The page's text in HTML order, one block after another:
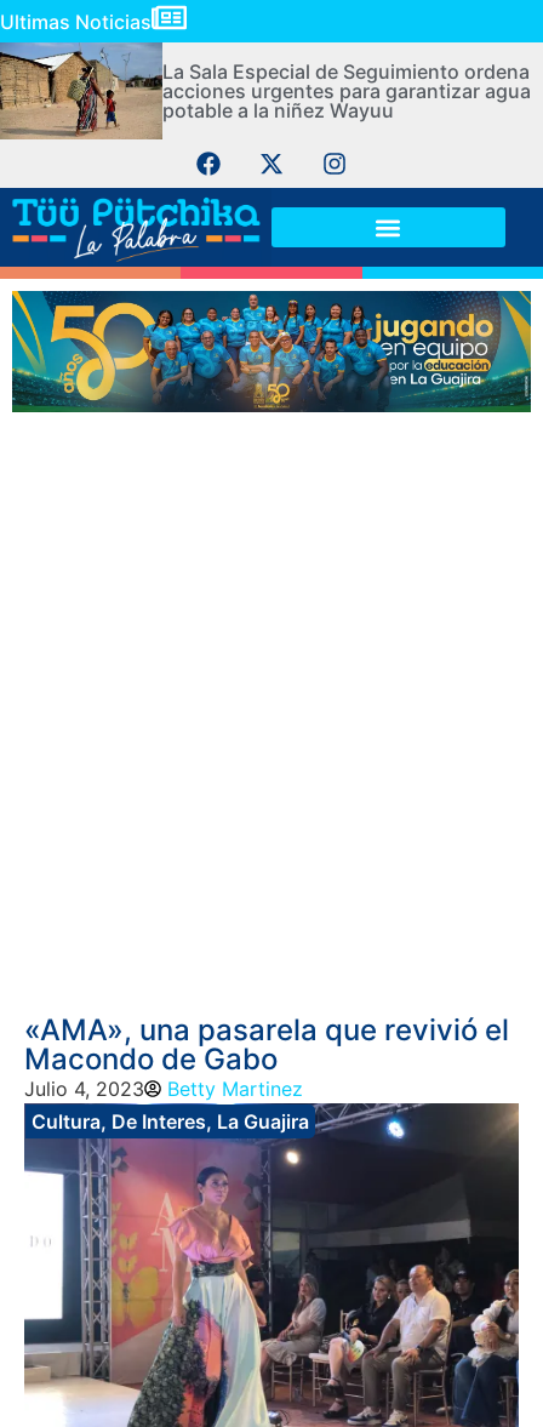
Ultimas Noticias
La Sala Especial de Seguimiento ordena
acciones urgentes para garantizar agua
potable a la niñez Wayuu
«AMA», una pasarela que revivió el
Macondo de Gabo
Julio 4, 2023
Betty Martinez
Cultura, De Interes, La Guajira